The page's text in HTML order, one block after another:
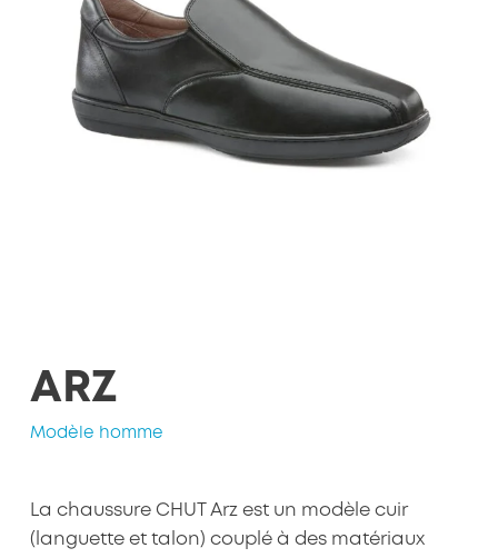
ARZ
Modèle homme
La chaussure CHUT Arz est un modèle cuir
(languette et talon) couplé à des matériaux